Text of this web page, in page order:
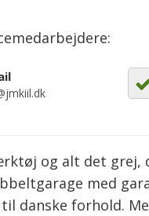
og alt det grej,
med
danske forhold.